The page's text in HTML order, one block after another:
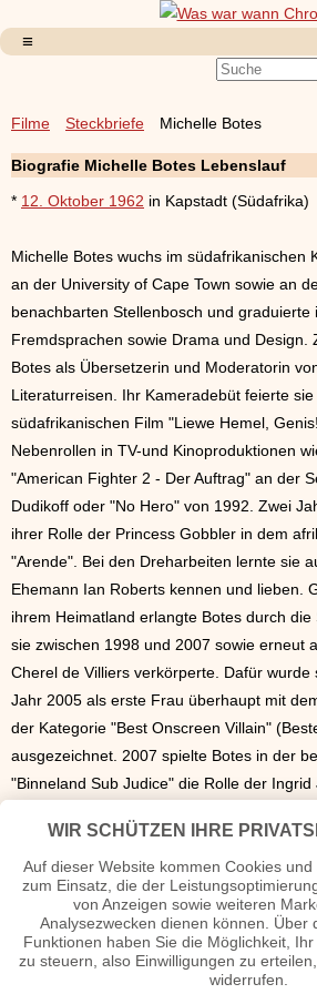
Filme Steckbriefe Michelle Botes
Biografie Michelle Botes Lebenslauf
* 12. Oktober 1962 in Kapstadt (Südafrika)
Michelle Botes wuchs im südafrikanischen
an der University of Cape Town sowie an
benachbarten Stellenbosch und graduierte
Fremdsprachen sowie Drama und Design.
Botes als Übersetzerin und Moderatorin
Literaturreisen. Ihr Kameradebüt feierte
südafrikanischen Film "Liewe Hemel,
Nebenrollen in TV-und Kinoproduktionen
"American Fighter 2 - Der Auftrag" an der
Dudikoff oder "No Hero" von 1992. Zwei
ihrer Rolle der Princess Gobbler in dem
"Arende". Bei den Dreharbeiten lernte sie
Ehemann Ian Roberts kennen und lieben.
ihrem Heimatland erlangte Botes durch
sie zwischen 1998 und 2007 sowie erneut
Cherel de Villiers verkörperte. Dafür wurde
Jahr 2005 als erste Frau überhaupt mit
der Kategorie "Best Onscreen Villain"
ausgezeichnet. 2007 spielte Botes in der
"Binneland Sub Judice" die Rolle der Ingrid
großer Beliebtheit. 2005 wurde sie von Elle
südafrikanische Berühmtheit
Sport wählte sie im Oktober 2006 zur Frau
Aus der Ehe mit Ian Roberts, die nach elf
wurde, gingen eine Tochter und ein Sohn